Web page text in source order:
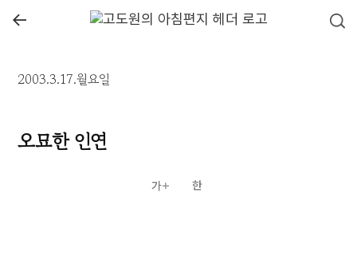
←
2003.3.17.월요일
오묘한 인연